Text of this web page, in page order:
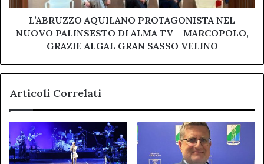
TV
MARCOPOLO,
GRAN
VELINO
L’ABRUZZO AQUILANO PROTAGONISTA NEL
NUOVO PALINSESTO DI ALMA TV – MARCOPOLO,
GRAZIE ALGAL GRAN SASSO VELINO
Articoli Correlati